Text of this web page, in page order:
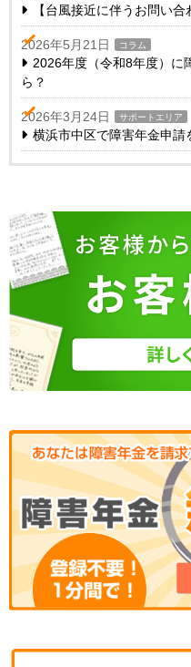
【台風接近に伴うお問い合
2026年5月21日 コラム
2026年度（令和8年度）に
ら？
2026年3月24日 サポートエリア
横浜市中区で障害年金申請